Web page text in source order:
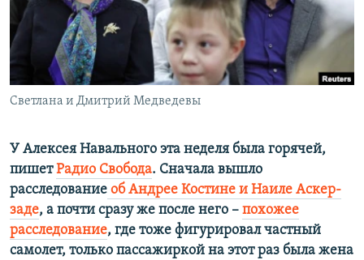
ПОБЕДИТЕЛЕЙ НЕ СУДЯТ?
КРЫМ.НЕПОКОРЕННЫЙ
ELIFBE
УКРАИНСКАЯ ПРОБЛЕМА КРЫМА
ПРИСОЕДИНЯЙТЕСЬ!
Светлана и Дмитрий Медведевы
У Алексея Навального эта неделя была горячей,
пишетРадио Свобода. Сначала вышло
расследование об Андрее Костине и Наиле Аскер-
заде, а почти сразу же после него – похожее
расследование, где тоже фигурировал частный
самолет, только пассажиркой на этот раз была жена